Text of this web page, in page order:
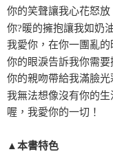
你的笑聲讓我心花怒放
你?暖的擁抱讓我如奶
我愛你，在你一團亂的
你的眼淚告訴我你需要
你的親吻帶給我滿臉光
我無法想像沒有你的生
喔，我愛你的一切！
▲本書特色